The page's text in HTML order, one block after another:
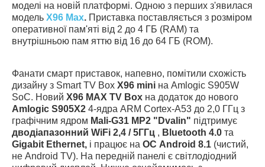
моделі на новій платформі. Одною з перших з'явилася
модель X96 Max. Приставка поставляється з розміром
оперативної пам'яті від 2 до 4 ГБ (RAM) та
внутрішньою пам яттю від 16 до 64 ГБ (ROM).
Фанати смарт приставок, напевно, помітили схожість
дизайну з Smart TV Box X96 mini на Amlogic S905W
SoC. Новий X96 MAX TV Box на додаток до нового
Amlogic S905X2 4-ядра ARM Cortex-A53 до 2,0 ГГц з
графічним ядром Mali-G31 MP2 "Dvalin" підтримує
дводіапазонний WiFi 2,4 / 5ГГц , Bluetooth 4.0 та
Gigabit Ethernet, і працює на ОС Android 8.1 (чистий,
не Android TV). На передній панелі є світлодіодний